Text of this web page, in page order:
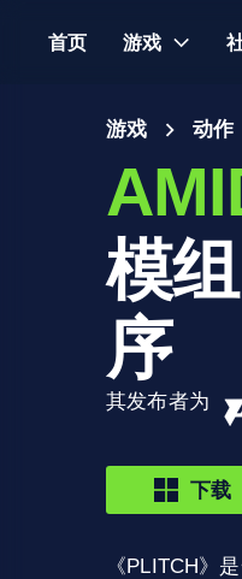
首页 游戏
游戏 动作
模
序
其发布者为
下载
《PLITCH》